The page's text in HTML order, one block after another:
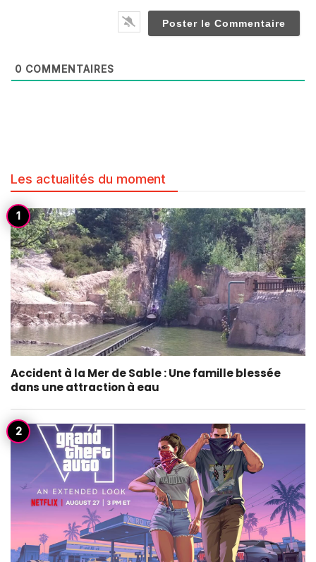
0 COMMENTAIRES
Les actualités du moment
Accident à la Mer de Sable : Une famille blessée
dans une attraction à eau